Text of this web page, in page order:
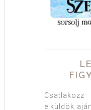
Csatlakozz
elküldök